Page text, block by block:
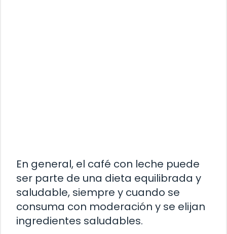
En general, el café con leche puede
ser parte de una dieta equilibrada y
saludable, siempre y cuando se
consuma con moderación y se elijan
ingredientes saludables.